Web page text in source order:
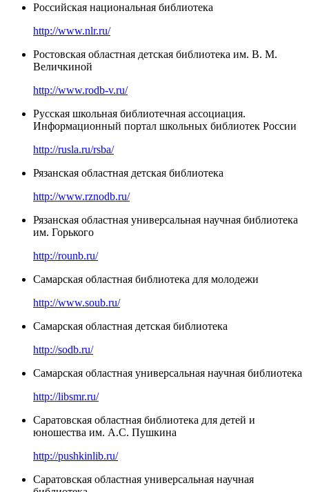
Российская национальная библиотека
http://www.nlr.ru/
Ростовская областная детская библиотека им. В. М.
Величкиной
http://www.rodb-v.ru/
Русская школьная библиотечная ассоциация.
Информационный портал школьных библиотек России
http://rusla.ru/rsba/
Рязанская областная детская библиотека
http://www.rznodb.ru/
Рязанская областная универсальная научная библиотека
им. Горького
http://rounb.ru/
Самарская областная библиотека для молодежи
http://www.soub.ru/
Самарская областная детская библиотека
http://sodb.ru/
Самарская областная универсальная научная библиотека
http://libsmr.ru/
Саратовская областная библиотека для детей и
юношества им. А.С. Пушкина
http://pushkinlib.ru/
Саратовская областная универсальная научная